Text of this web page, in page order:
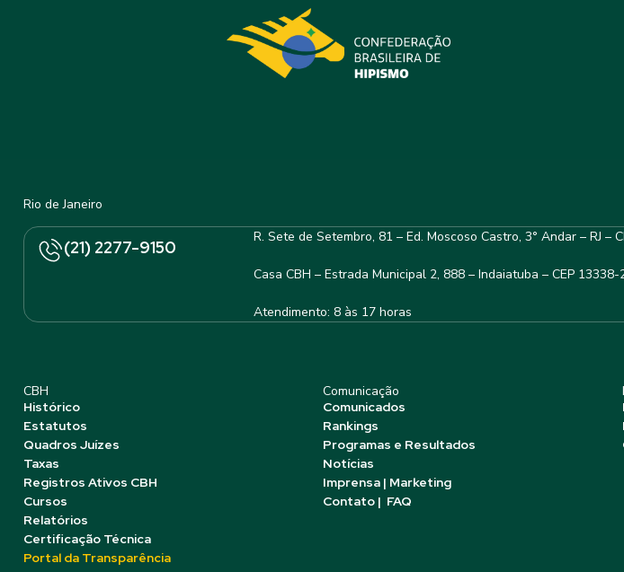
Rio de Janeiro
(21) 2277-9150
R. Sete de Setembro, 81 – Ed. Moscoso Castro, 3° Andar – RJ –
Casa CBH – Estrada Municipal 2, 888 – Indaiatuba – CEP 13338-
Atendimento: 8 às 17 horas
CBH
Histórico
Estatutos
Quadros Juízes
Taxas
Registros Ativos CBH
Cursos
Relatórios
Certificação Técnica
Portal da Transparência
Comunicação
Comunicados
Rankings
Programas e Resultados
Notícias
Imprensa | Marketing
Contato | FAQ